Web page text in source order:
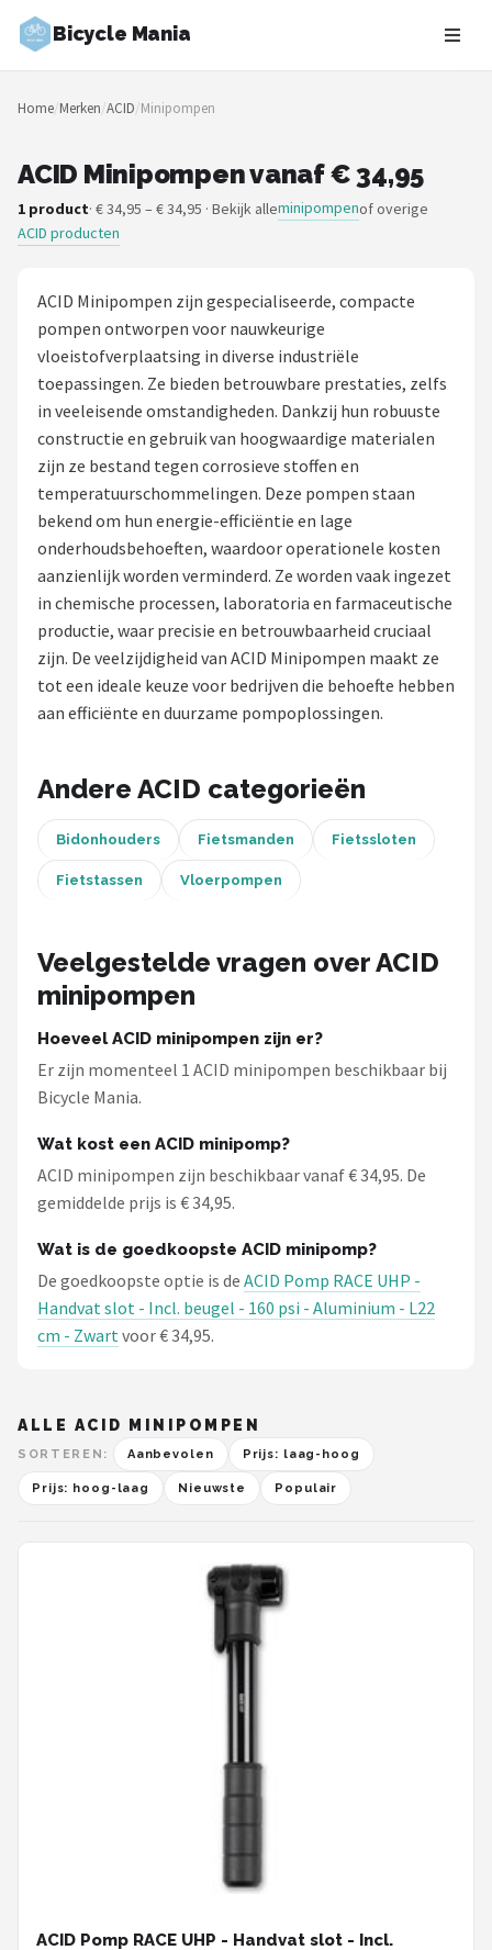
Bicycle Mania
Zoeken
NAVIGATIE
Merken
Fietsroutes
Kinderfietsen
Elektrische fietsen
Mountainbikes
Shop
POPULAIRE MERKEN
Basil
Volare
ABUS
AXA
New Looxs
Schwalbe
Voltano
Shimano
Cortina
Alle merken →
Home/Merken/ACID/Minipompen
ACID Minipompen vanaf € 34,95
1 product· € 34,95 – € 34,95 · Bekijk alleminipompenof overige
ACID producten
ACID Minipompen zijn gespecialiseerde, compacte
pompen ontworpen voor nauwkeurige
vloeistofverplaatsing in diverse industriële
toepassingen. Ze bieden betrouwbare prestaties, zelfs
in veeleisende omstandigheden. Dankzij hun robuuste
constructie en gebruik van hoogwaardige materialen
zijn ze bestand tegen corrosieve stoffen en
temperatuurschommelingen. Deze pompen staan
bekend om hun energie-efficiëntie en lage
onderhoudsbehoeften, waardoor operationele kosten
aanzienlijk worden verminderd. Ze worden vaak ingezet
in chemische processen, laboratoria en farmaceutische
productie, waar precisie en betrouwbaarheid cruciaal
zijn. De veelzijdigheid van ACID Minipompen maakt ze
tot een ideale keuze voor bedrijven die behoefte hebben
aan efficiënte en duurzame pompoplossingen.
Andere ACID categorieën
Bidonhouders Fietsmanden Fietssloten
Fietstassen Vloerpompen
Veelgestelde vragen over ACID
minipompen
Hoeveel ACID minipompen zijn er?
Er zijn momenteel 1 ACID minipompen beschikbaar bij
Bicycle Mania.
Wat kost een ACID minipomp?
ACID minipompen zijn beschikbaar vanaf € 34,95. De
gemiddelde prijs is € 34,95.
Wat is de goedkoopste ACID minipomp?
De goedkoopste optie is de ACID Pomp RACE UHP -
Handvat slot - Incl. beugel - 160 psi - Aluminium - L22
cm - Zwartvoor € 34,95.
ALLE ACID MINIPOMPEN
SORTEREN: Aanbevolen Prijs: laag-hoog
Prijs: hoog-laag Nieuwste Populair
ACID Pomp RACE UHP - Handvat slot - Incl.